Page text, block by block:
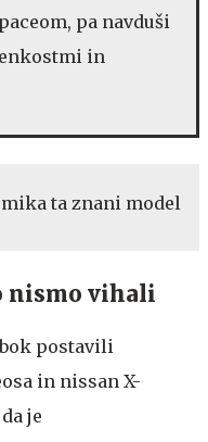
pa navduši
in
ta znani model
nismo vihali
postavili
in nissan X-
je